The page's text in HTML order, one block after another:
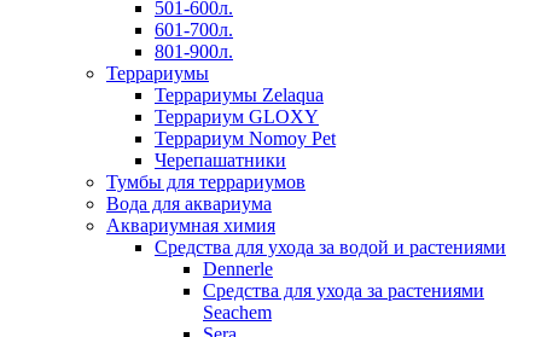
501-600л.
601-700л.
801-900л.
Террариумы
Террариумы Zelaqua
Террариум GLOXY
Террариум Nomoy Pet
Черепашатники
Тумбы для террариумов
Вода для аквариума
Аквариумная химия
Средства для ухода за водой и растениями
Dennerle
Средства для ухода за растениями
Seachem